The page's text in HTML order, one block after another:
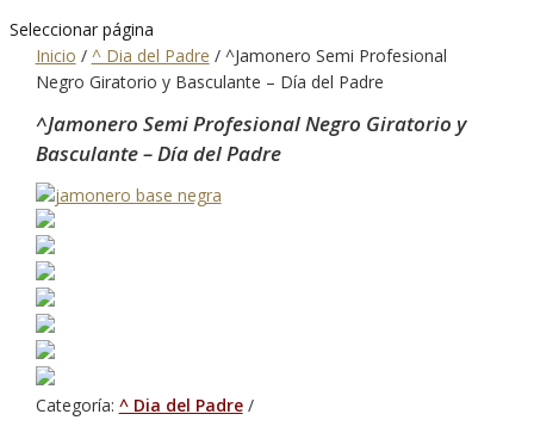
Seleccionar página
Inicio / ^ Dia del Padre / ^Jamonero Semi Profesional
Negro Giratorio y Basculante – Día del Padre
^Jamonero Semi Profesional Negro Giratorio y
Basculante – Día del Padre
Categoría: ^ Dia del Padre